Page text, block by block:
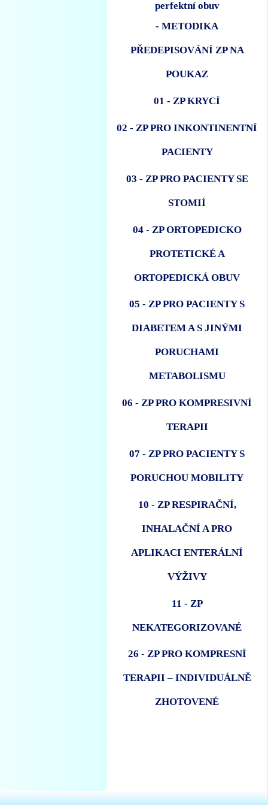
- METODIKA
PŘEDEPISOVÁNÍ ZP NA
POUKAZ
01 - ZP KRYCÍ
02 - ZP PRO INKONTINENTNÍ
PACIENTY
03 - ZP PRO PACIENTY SE
STOMIÍ
04 - ZP ORTOPEDICKO
PROTETICKÉ A
ORTOPEDICKÁ OBUV
05 - ZP PRO PACIENTY S
DIABETEM A S JINÝMI
PORUCHAMI
METABOLISMU
06 - ZP PRO KOMPRESIVNÍ
TERAPII
07 - ZP PRO PACIENTY S
PORUCHOU MOBILITY
10 - ZP RESPIRAČNÍ,
INHALAČNÍ A PRO
APLIKACI ENTERÁLNÍ
VÝŽIVY
11 - ZP
NEKATEGORIZOVANÉ
26 - ZP PRO KOMPRESNÍ
TERAPII – INDIVIDUÁLNĚ
ZHOTOVENÉ